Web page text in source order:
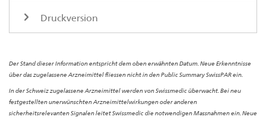
Druckversion
Der Stand dieser Information entspricht dem oben erwähnten Datum. Neue Erkenntnisse
über das zugelassene Arzneimittel fliessen nicht in den Public Summary SwissPAR ein.
In der Schweiz zugelassene Arzneimittel werden von Swissmedic überwacht. Bei neu
festgestellten unerwünschten Arzneimittelwirkungen oder anderen
sicherheitsrelevanten Signalen leitet Swissmedic die notwendigen Massnahmen ein. Neue